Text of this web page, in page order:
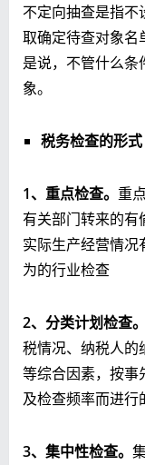
不定向抽查是指不
取确定待查对象名
是说，不管什么
象。
税务检查的形式
1、重点检查。 重
有关部门转来的有
实际生产经营情
为的行业检查
2、分类计划检查。
税情况、纳税人的
等综合因素，按事
及检查频率而进行
3、集中性检查。